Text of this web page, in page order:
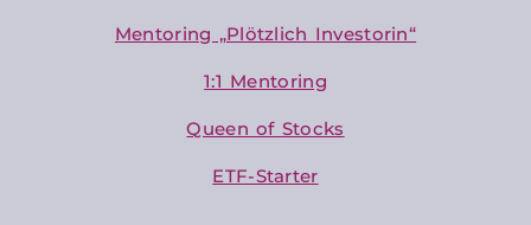
Mentoring „Plötzlich Investorin“
1:1 Mentoring
Queen of Stocks
ETF-Starter